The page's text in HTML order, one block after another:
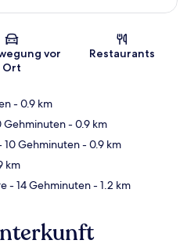
vor
Ort
Restaurants
- 0.9 km
Gehminuten- 0.9 km
10 Gehminuten- 0.9 km
km
- 14 Gehminuten- 1.2 km